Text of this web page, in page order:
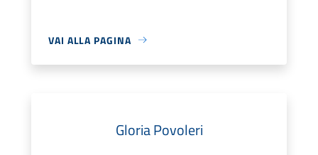
VAI ALLA PAGINA
Gloria Povoleri